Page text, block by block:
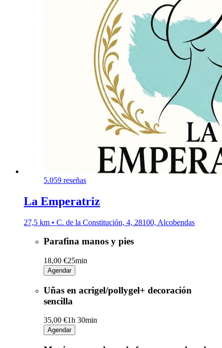
5.059 reseñas
La Emperatriz
27,5 km • C. de la Constitución, 4, 28100, Alcobendas
Parafina manos y pies
18,00 €25min
Agendar
Uñas en acrigel/pollygel+ decoración
sencilla
35,00 €1h 30min
Agendar